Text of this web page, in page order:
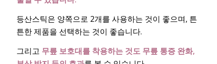
등산스틱은 양쪽으로 2개를 사용하는 것이 좋으며, 튼
튼한 제품을 선택하는 것이 좋습니다.
그리고 무릎 보호대를 착용하는 것도 무릎 통증 완화,